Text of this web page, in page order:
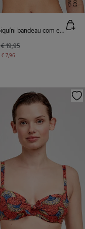
Top de biquíni bandeau com enchimento
€ 19,95
€ 7,96